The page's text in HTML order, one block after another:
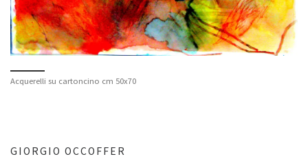
Acquerelli su cartoncino cm 50x70
GIORGIO OCCOFFER